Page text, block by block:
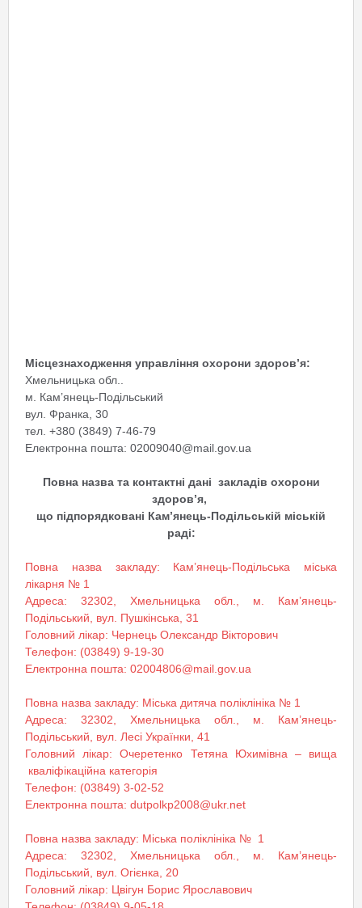
Місцезнаходження управління охорони здоров’я:
Хмельницька обл..
м. Кам’янець-Подільський
вул. Франка, 30
тел. +380 (3849) 7-46-79
Електронна пошта: 02009040@mail.gov.ua
Повна назва та контактні дані закладів охорони
здоров’я,
що підпорядковані Кам’янець-Подільській міській
раді:
Повна назва закладу: Кам’янець-Подільська міська
лікарня № 1
Адреса: 32302, Хмельницька обл., м. Кам’янець-
Подільський, вул. Пушкінська, 31
Головний лікар: Чернець Олександр Вікторович
Телефон: (03849) 9-19-30
Електронна пошта: 02004806@mail.gov.ua
Повна назва закладу: Міська дитяча поліклініка № 1
Адреса: 32302, Хмельницька обл., м. Кам’янець-
Подільський, вул. Лесі Українки, 41
Головний лікар: Очеретенко Тетяна Юхимівна – вища
кваліфікаційна категорія
Телефон: (03849) 3-02-52
Електронна пошта: dutpolkp2008@ukr.net
Повна назва закладу: Міська поліклініка № 1
Адреса: 32302, Хмельницька обл., м. Кам’янець-
Подільський, вул. Огієнка, 20
Головний лікар: Цвігун Борис Ярославович